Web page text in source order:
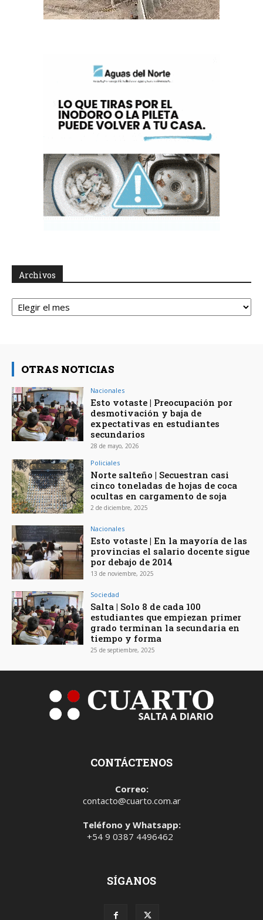
Archivos
Archivos
OTRAS NOTICIAS
Nacionales
Esto votaste | Preocupación por
desmotivación y baja de
expectativas en estudiantes
secundarios
28 de mayo, 2026
Policiales
Norte salteño | Secuestran casi
cinco toneladas de hojas de coca
ocultas en cargamento de soja
2 de diciembre, 2025
Nacionales
Esto votaste | En la mayoría de las
provincias el salario docente sigue
por debajo de 2014
13 de noviembre, 2025
Sociedad
Salta | Solo 8 de cada 100
estudiantes que empiezan primer
grado terminan la secundaria en
tiempo y forma
25 de septiembre, 2025
CONTÁCTENOS
Correo:
contacto@cuarto.com.ar
Teléfono y Whatsapp:
+54 9 0387 4496462
SÍGANOS